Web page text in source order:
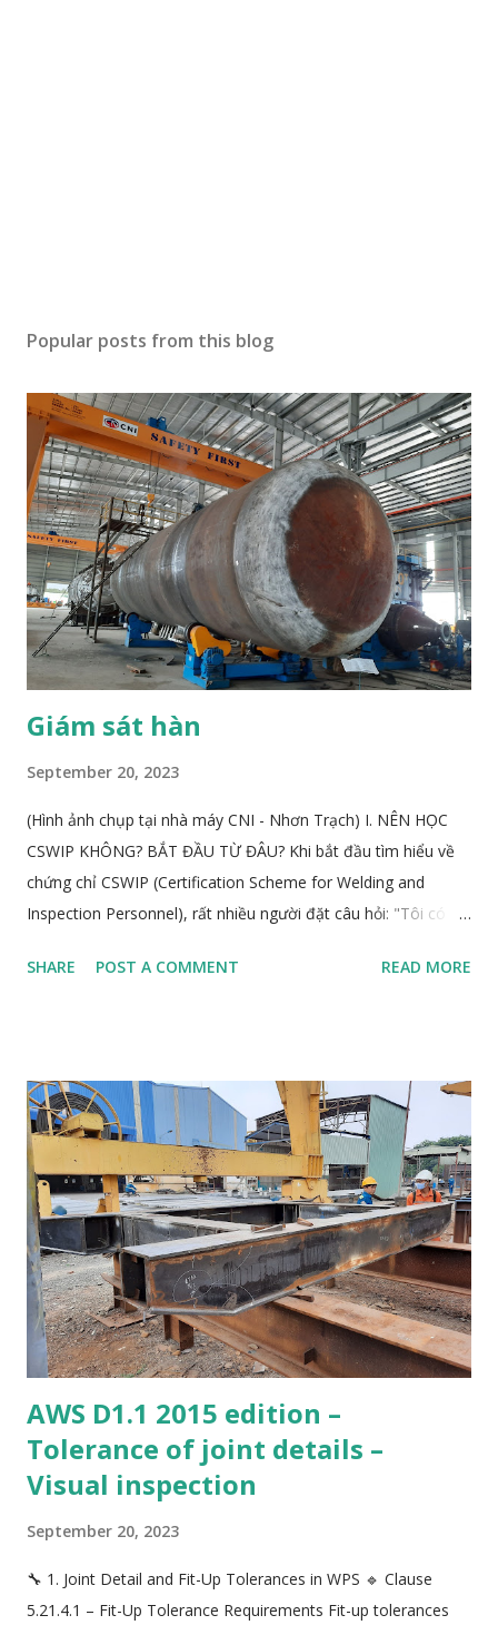
Popular posts from this blog
Giám sát hàn
September 20, 2023
(Hình ảnh chụp tại nhà máy CNI - Nhơn Trạch) I. NÊN HỌC
CSWIP KHÔNG? BẮT ĐẦU TỪ ĐÂU? Khi bắt đầu tìm hiểu về
chứng chỉ CSWIP (Certification Scheme for Welding and
Inspection Personnel), rất nhiều người đặt câu hỏi: "Tôi có
hướng mà nằm ở định hướng nghề nghiệp, kiến thức, kỹ năng
dựng cơ khí? Bạn có dự định theo đuổi nghề giám sát chất
lượng lâu dài không? Nếu câu trả lời là "chưa", tốt nhất bạn
không nên học CSWIP ngay , vì đây là hướng đi chuyên biệt
và cần sự chuẩn bị nghiêm túc. Thay vào đó, bạn nên tập
trung tích lũy kinh nghiệm, tìm hiểu thêm về nghề nghiệp,
mục tiêu và xác định rõ vai trò bạn muốn gắn bó trong ngành
cơ khí và kiểm tra chất lượng. 2. Tránh học theo phong trào
Không phải ai có chứng chỉ CSWIP cũng sẽ có công việc ...
SHARE POST A COMMENT READ MORE
AWS D1.1 2015 edition –
Tolerance of joint details –
Visual inspection
September 20, 2023
🔧 1. Joint Detail and Fit-Up Tolerances in WPS 🔹 Clause
5.21.4.1 – Fit-Up Tolerance Requirements Fit-up tolerances